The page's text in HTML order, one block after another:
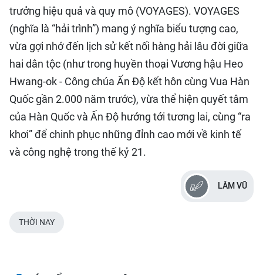
trưởng hiệu quả và quy mô (VOYAGES). VOYAGES
(nghĩa là “hải trình”) mang ý nghĩa biểu tượng cao,
vừa gợi nhớ đến lịch sử kết nối hàng hải lâu đời giữa
hai dân tộc (như trong huyền thoại Vương hậu Heo
Hwang-ok - Công chúa Ấn Độ kết hôn cùng Vua Hàn
Quốc gần 2.000 năm trước), vừa thể hiện quyết tâm
của Hàn Quốc và Ấn Độ hướng tới tương lai, cùng “ra
khơi” để chinh phục những đỉnh cao mới về kinh tế
và công nghệ trong thế kỷ 21.
LÂM VŨ
THỜI NAY